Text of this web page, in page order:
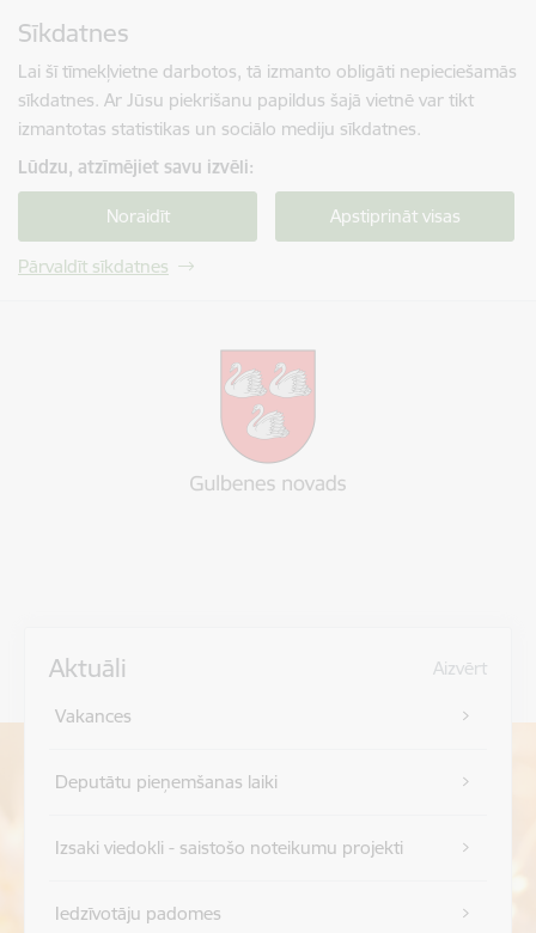
Sīkdatnes
Lai šī tīmekļvietne darbotos, tā izmanto obligāti nepieciešamās
sīkdatnes. Ar Jūsu piekrišanu papildus šajā vietnē var tikt
izmantotas statistikas un sociālo mediju sīkdatnes.
Lūdzu, atzīmējiet savu izvēli:
Noraidīt Apstiprināt visas
Pārvaldīt sīkdatnes
Aktuāli Aizvērt
Vakances
Deputātu pieņemšanas laiki
Izsaki viedokli - saistošo noteikumu projekti
Iedzīvotāju padomes